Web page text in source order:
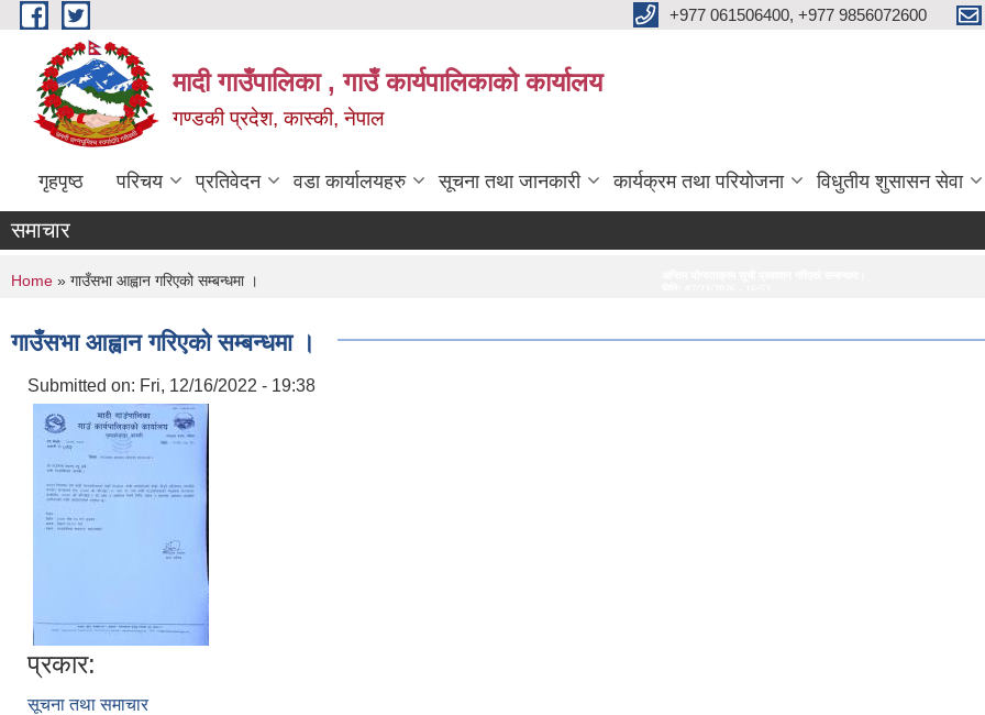
Skip to main content +977 061506400, +977 9856072600
मादी गाउँपालिका , गाउँ कार्यपालिकाको कार्यालय
गण्डकी प्रदेश, कास्की, नेपाल
गृहपृष्ठ परिचय प्रतिवेदन वडा कार्यालयहरु सूचना तथा जानकारी कार्यक्रम तथा परियोजना विधुतीय शुसासन सेवा
समाचार
You are here
Home » गाउँसभा आह्वान गरिएको सम्बन्धमा ।
गाउँसभा आह्वान गरिएको सम्बन्धमा ।
Submitted on: Fri, 12/16/2022 - 19:38
प्रकार:
सूचना तथा समाचार